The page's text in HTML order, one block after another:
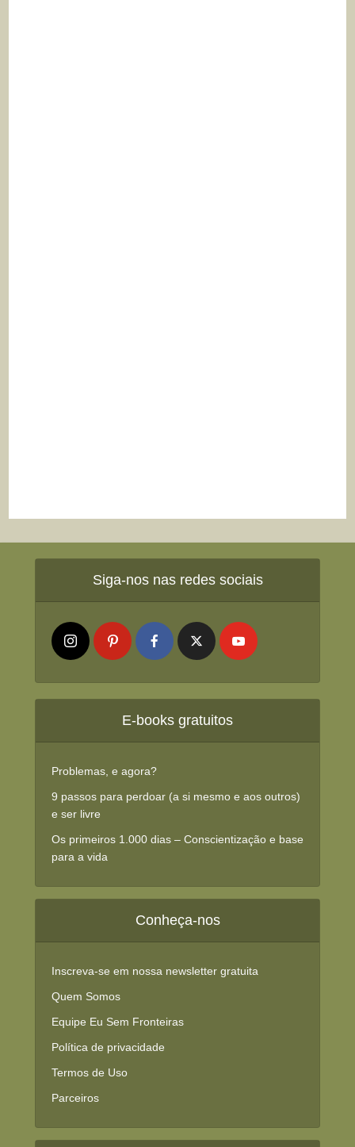
Siga-nos nas redes sociais
E-books gratuitos
Problemas, e agora?
9 passos para perdoar (a si mesmo e aos outros)
e ser livre
Os primeiros 1.000 dias – Conscientização e base
para a vida
Conheça-nos
Inscreva-se em nossa newsletter gratuita
Quem Somos
Equipe Eu Sem Fronteiras
Política de privacidade
Termos de Uso
Parceiros